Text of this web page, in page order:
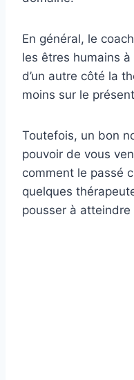
En général, le
les êtres humains
d’un autre côté la
moins sur le
Toutefois, un bon
pouvoir de vous
comment le passé
quelques
pousser à atteindre